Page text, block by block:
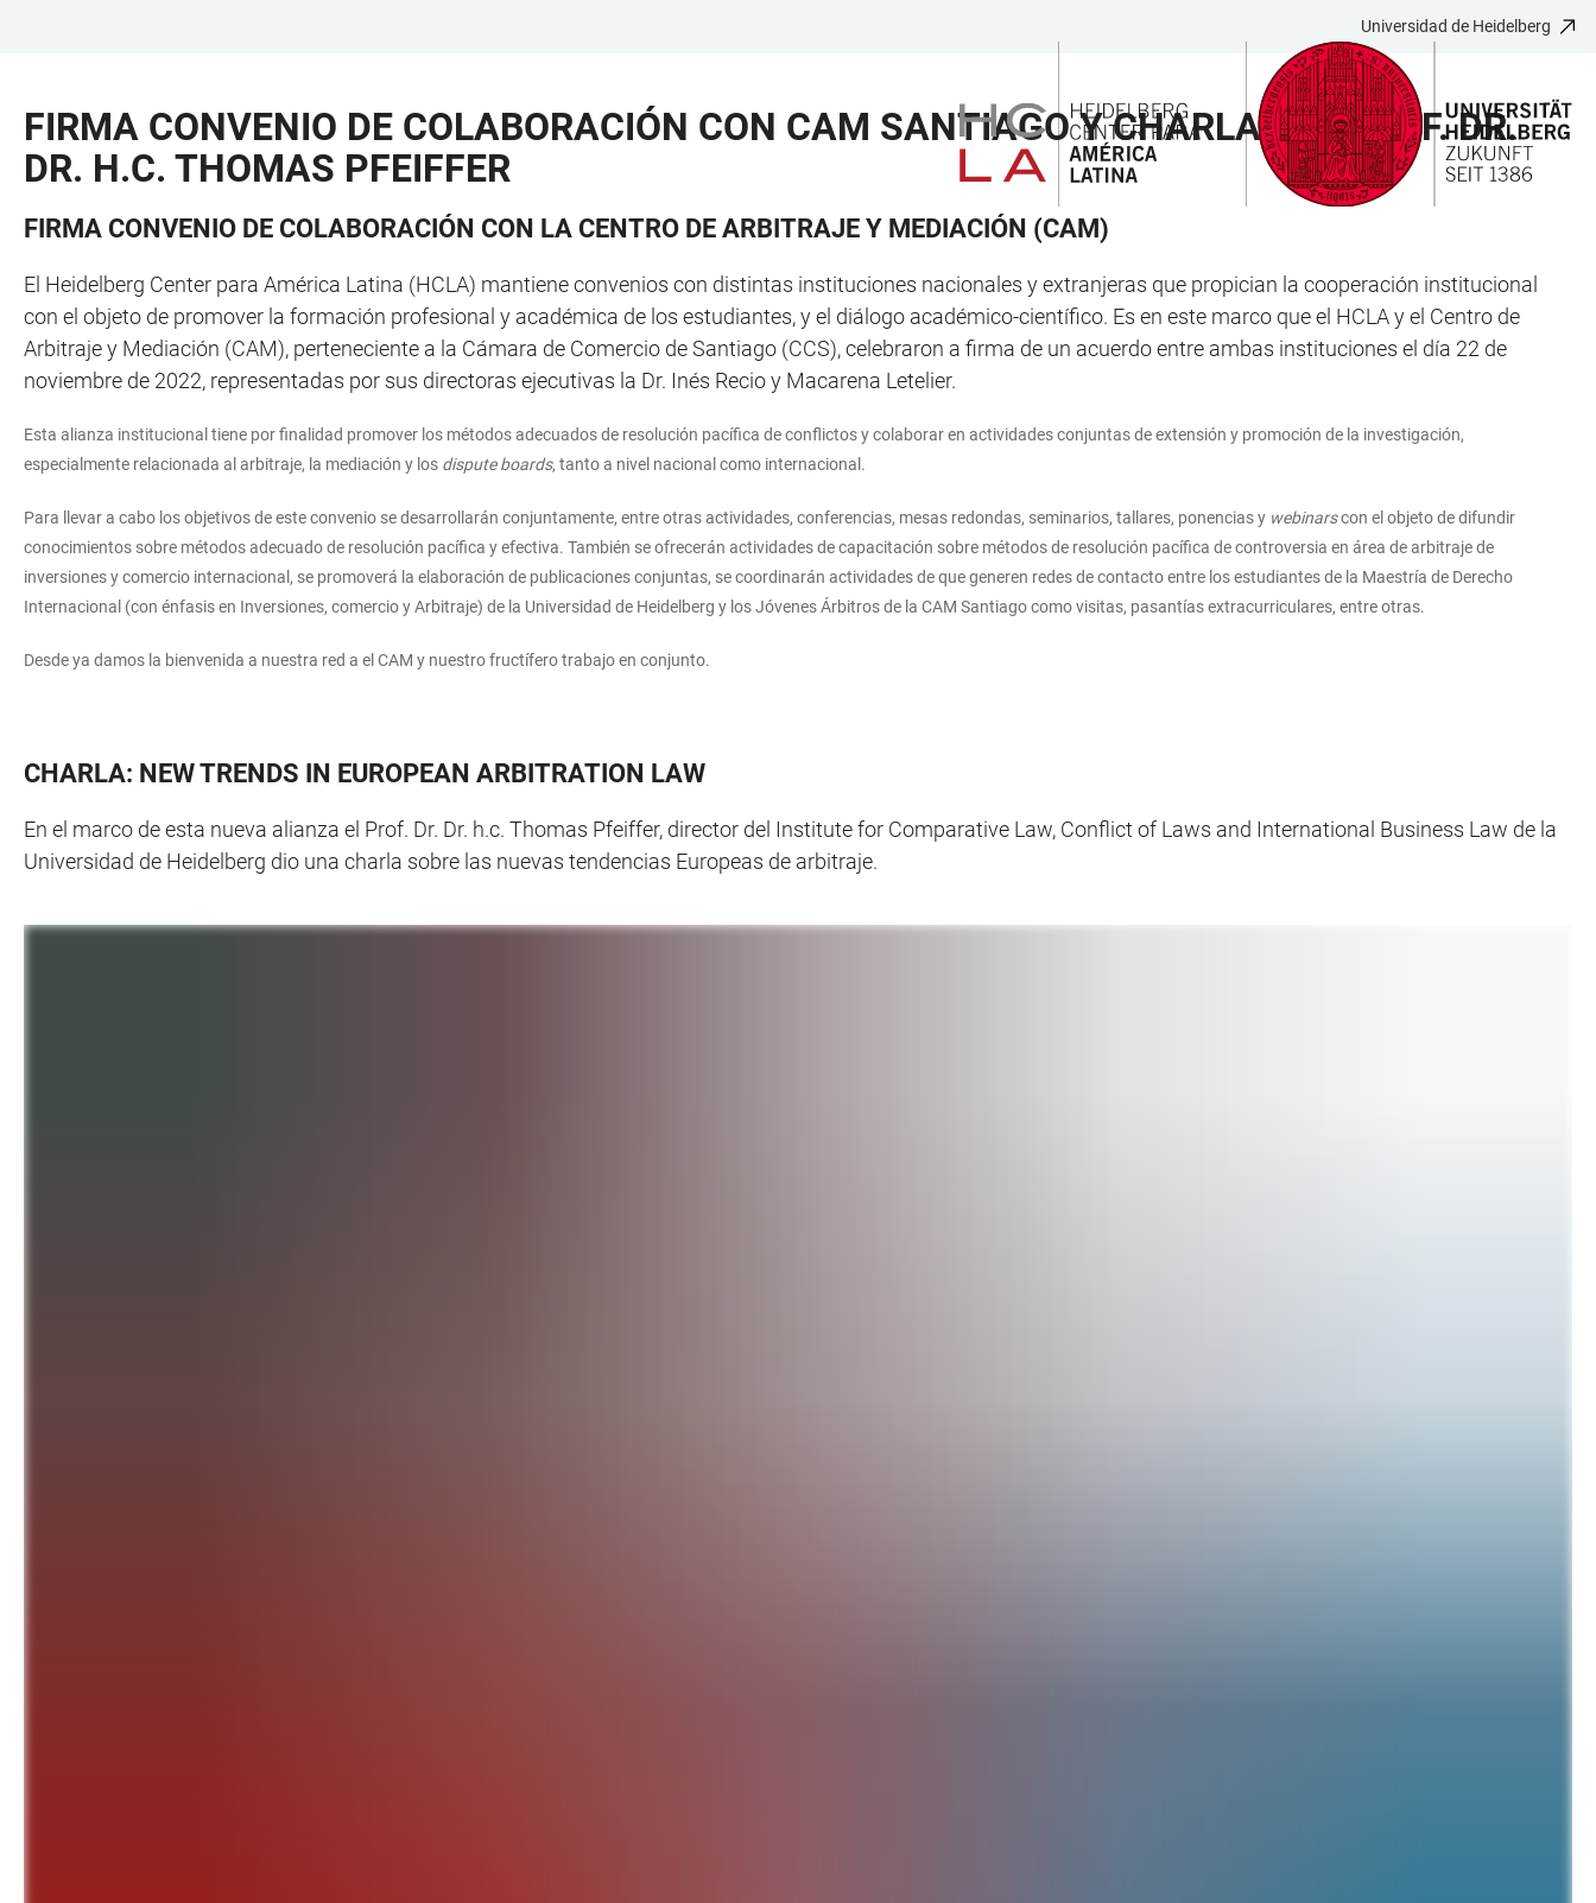
CONTENT
Universidad de Heidelberg
FIRMA CONVENIO DE COLABORACIÓN CON CAM SANTIAGO Y CHARLA DEL PROF. DR.
DR. H.C. THOMAS PFEIFFER
FIRMA CONVENIO DE COLABORACIÓN CON LA CENTRO DE ARBITRAJE Y MEDIACIÓN (CAM)
El Heidelberg Center para América Latina (HCLA) mantiene convenios con distintas instituciones nacionales y extranjeras que propician la cooperación institucional
con el objeto de promover la formación profesional y académica de los estudiantes, y el diálogo académico-científico. Es en este marco que el HCLA y el Centro de
Arbitraje y Mediación (CAM), perteneciente a la Cámara de Comercio de Santiago (CCS), celebraron a firma de un acuerdo entre ambas instituciones el día 22 de
noviembre de 2022, representadas por sus directoras ejecutivas la Dr. Inés Recio y Macarena Letelier.
Esta alianza institucional tiene por finalidad promover los métodos adecuados de resolución pacífica de conflictos y colaborar en actividades conjuntas de extensión y promoción de la investigación,
especialmente relacionada al arbitraje, la mediación y los dispute boards, tanto a nivel nacional como internacional.
Para llevar a cabo los objetivos de este convenio se desarrollarán conjuntamente, entre otras actividades, conferencias, mesas redondas, seminarios, tallares, ponencias y webinarscon el objeto de difundir
conocimientos sobre métodos adecuado de resolución pacífica y efectiva. También se ofrecerán actividades de capacitación sobre métodos de resolución pacífica de controversia en área de arbitraje de
inversiones y comercio internacional, se promoverá la elaboración de publicaciones conjuntas, se coordinarán actividades de que generen redes de contacto entre los estudiantes de la Maestría de Derecho
Internacional (con énfasis en Inversiones, comercio y Arbitraje) de la Universidad de Heidelberg y los Jóvenes Árbitros de la CAM Santiago como visitas, pasantías extracurriculares, entre otras.
Desde ya damos la bienvenida a nuestra red a el CAM y nuestro fructífero trabajo en conjunto.
CHARLA: NEW TRENDS IN EUROPEAN ARBITRATION LAW
En el marco de esta nueva alianza el Prof. Dr. Dr. h.c. Thomas Pfeiffer, director del Institute for Comparative Law, Conflict of Laws and International Business Law de la
Universidad de Heidelberg dio una charla sobre las nuevas tendencias Europeas de arbitraje.